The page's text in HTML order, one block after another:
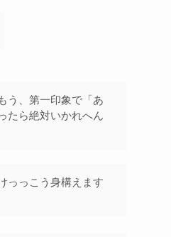
う、第一印象で「あ
たら絶対いかれへん
っっこう身構えます